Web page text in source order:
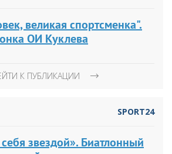
великая спортсменка".
ОИ Куклева
К ПУБЛИКАЦИИ
SPORT24
звездой». Биатлонный